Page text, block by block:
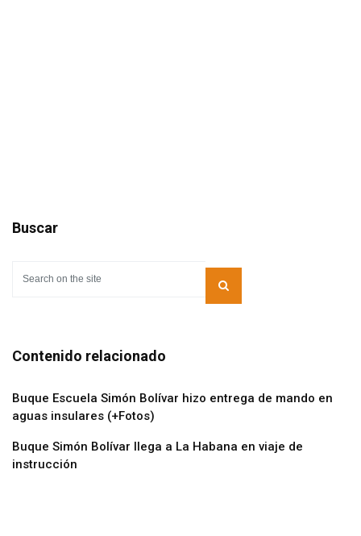
Buscar
Contenido relacionado
Buque Escuela Simón Bolívar hizo entrega de mando en
aguas insulares (+Fotos)
Buque Simón Bolívar llega a La Habana en viaje de
instrucción